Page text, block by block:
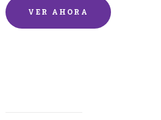
VER AHORA